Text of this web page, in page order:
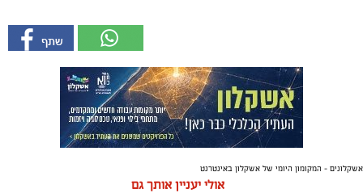
אשקלונים - המקומון היומי של אשקלון באינטרנט
אולי יעניין אותך גם